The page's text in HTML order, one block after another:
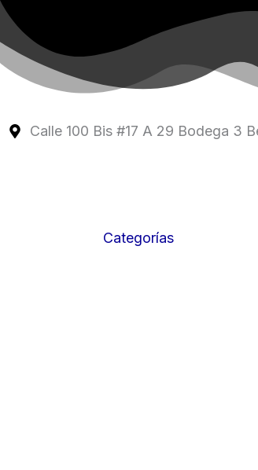
Ir
contenido
Calle 100 Bis #17 A 29 Bodega 3
Categorías